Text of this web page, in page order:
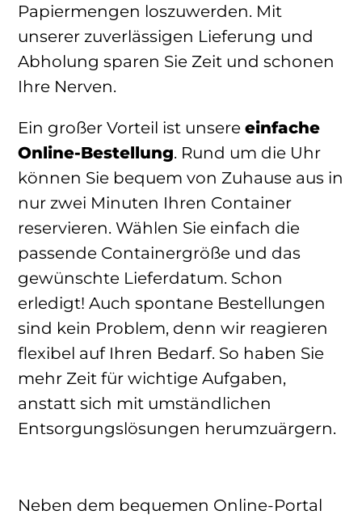
Papiermengen loszuwerden. Mit
unserer zuverlässigen Lieferung und
Abholung sparen Sie Zeit und schonen
Ihre Nerven.
Ein großer Vorteil ist unsere einfache
Online-Bestellung. Rund um die Uhr
können Sie bequem von Zuhause aus in
nur zwei Minuten Ihren Container
reservieren. Wählen Sie einfach die
passende Containergröße und das
gewünschte Lieferdatum. Schon
erledigt! Auch spontane Bestellungen
sind kein Problem, denn wir reagieren
flexibel auf Ihren Bedarf. So haben Sie
mehr Zeit für wichtige Aufgaben,
anstatt sich mit umständlichen
Entsorgungslösungen herumzuärgern.
Neben dem bequemen Online-Portal